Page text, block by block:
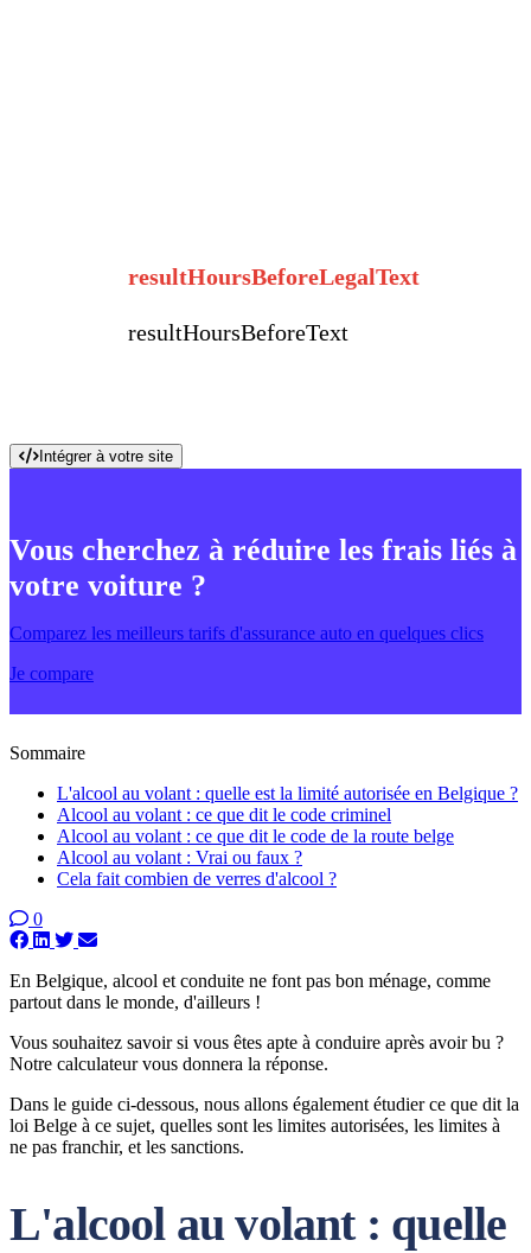
resultHoursBeforeLegalText
resultHoursBeforeText
Intégrer à votre site
Vous cherchez à réduire les frais liés à
votre voiture ?
Comparez les meilleurs tarifs d'assurance auto en quelques clics
Je compare
Sommaire
L'alcool au volant : quelle est la limité autorisée en Belgique ?
Alcool au volant : ce que dit le code criminel
Alcool au volant : ce que dit le code de la route belge
Alcool au volant : Vrai ou faux ?
Cela fait combien de verres d'alcool ?
0
En Belgique, alcool et conduite ne font pas bon ménage, comme
partout dans le monde, d'ailleurs !
Vous souhaitez savoir si vous êtes apte à conduire après avoir bu ?
Notre calculateur vous donnera la réponse.
Dans le guide ci-dessous, nous allons également étudier ce que dit la
loi Belge à ce sujet, quelles sont les limites autorisées, les limites à
ne pas franchir, et les sanctions.
L'alcool au volant : quelle